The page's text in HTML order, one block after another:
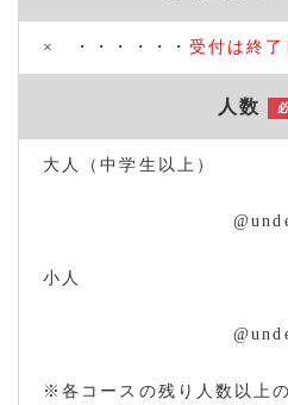
× ・・・・・・ 受付は終了
人数
大人（中学生以上）
小人
※各コースの残り人数以上